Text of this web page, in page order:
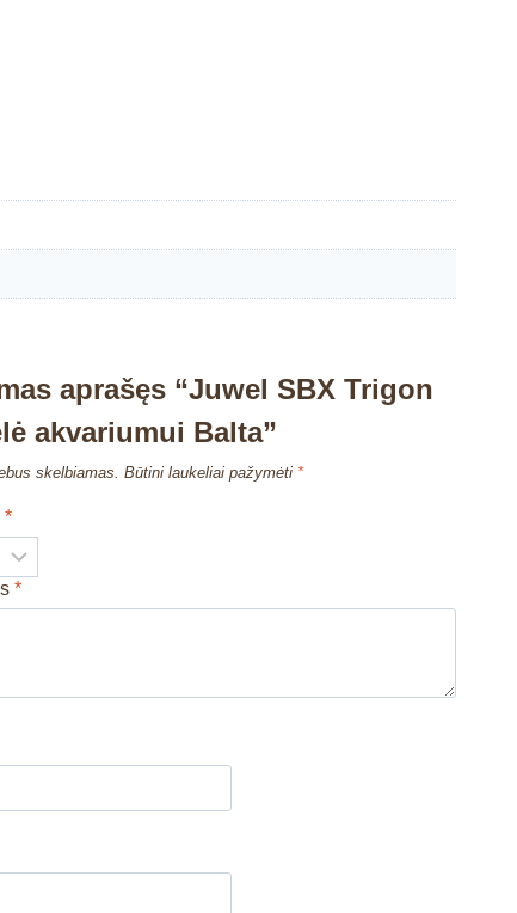
aprašęs “Juwel SBX Trigon
akvariumui Balta”
skelbiamas. Būtini laukeliai pažymėti *
*
*